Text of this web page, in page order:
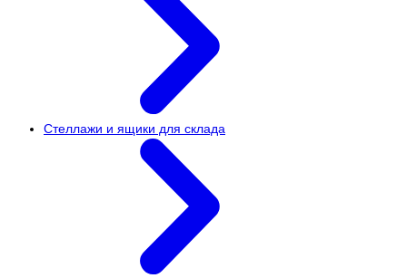
Стеллажи и ящики для склада